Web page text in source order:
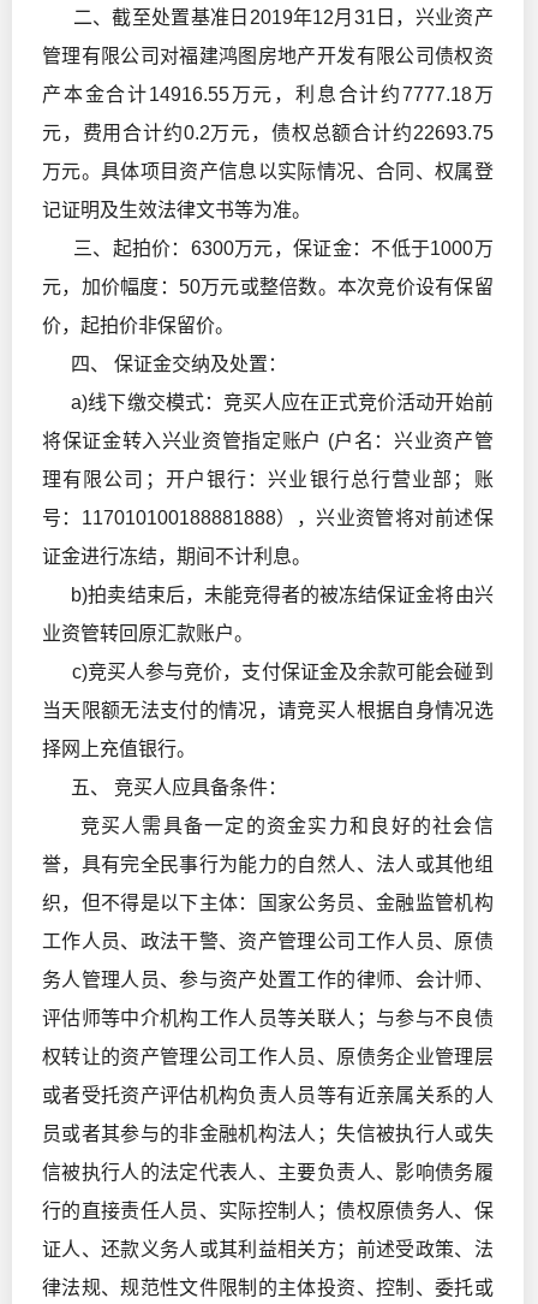
二、截至处置基准日2019年12月31日，兴业资产
管理有限公司对福建鸿图房地产开发有限公司债权资
产本金合计14916.55万元，利息合计约7777.18万
元，费用合计约0.2万元，债权总额合计约22693.75
万元。具体项目资产信息以实际情况、合同、权属登
记证明及生效法律文书等为准。
三、起拍价：6300万元，保证金：不低于1000万
元，加价幅度：50万元或整倍数。本次竞价设有保留
价，起拍价非保留价。
四、 保证金交纳及处置：
a)线下缴交模式：竞买人应在正式竞价活动开始前
将保证金转入兴业资管指定账户 (户名：兴业资产管
理有限公司；开户银行：兴业银行总行营业部；账
号：117010100188881888），兴业资管将对前述保
证金进行冻结，期间不计利息。
b)拍卖结束后，未能竞得者的被冻结保证金将由兴
业资管转回原汇款账户。
c)竞买人参与竞价，支付保证金及余款可能会碰到
当天限额无法支付的情况，请竞买人根据自身情况选
择网上充值银行。
五、 竞买人应具备条件：
竞买人需具备一定的资金实力和良好的社会信
誉，具有完全民事行为能力的自然人、法人或其他组
织，但不得是以下主体：国家公务员、金融监管机构
工作人员、政法干警、资产管理公司工作人员、原债
务人管理人员、参与资产处置工作的律师、会计师、
评估师等中介机构工作人员等关联人；与参与不良债
权转让的资产管理公司工作人员、原债务企业管理层
或者受托资产评估机构负责人员等有近亲属关系的人
员或者其参与的非金融机构法人；失信被执行人或失
信被执行人的法定代表人、主要负责人、影响债务履
行的直接责任人员、实际控制人；债权原债务人、保
证人、还款义务人或其利益相关方；前述受政策、法
律法规、规范性文件限制的主体投资、控制、委托或